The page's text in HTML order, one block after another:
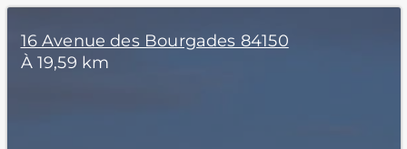
16 Avenue des Bourgades 84150
À 19,59 km